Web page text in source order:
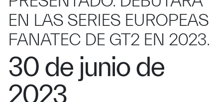
EN LAS SERIES EUROPEAS
FANATEC DE GT2 EN 2023.
30 de junio de
2023